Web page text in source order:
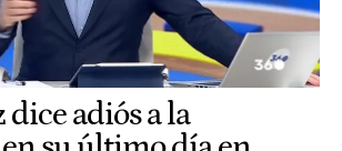
dice adiós a la